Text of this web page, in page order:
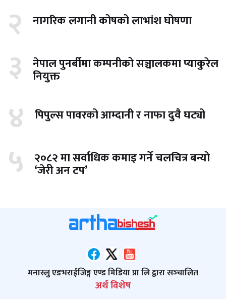
२ नागरिक लगानी कोषको लाभांश घोषणा
३ नेपाल पुनर्बीमा कम्पनीको सञ्चालकमा प्याकुरेल
नियुक्त
४ पिपुल्स पावरको आम्दानी र नाफा दुवै घट्यो
५ २०८२ मा सर्वाधिक कमाइ गर्ने चलचित्र बन्यो
‘जेरी अन टप’
मनास्लु एडभराईजिङ्ग एण्ड मिडिया प्रा लि द्वारा सञ्‍चालित
अर्थ विशेष